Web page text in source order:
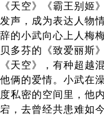
《天空》《霸王别姬
发声，成为表达人物
辞的小武向心上人梅
贝多芬的《致爱丽斯
《天空》，有种超越
他俩的爱情。小武在
度私密的空间里，他
宕，去曾经共患难如